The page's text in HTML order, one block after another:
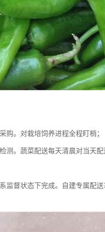
购。对栽培饲养进程全程盯梢；
测。蔬菜配送每天清晨对当天
督状态下完成。自建专属配